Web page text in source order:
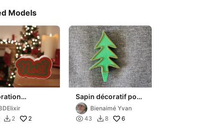
Models
noël
 2 2
Sapin décoratif pour
gâteau 🎂Bienaimé Yvan
 43  8 6